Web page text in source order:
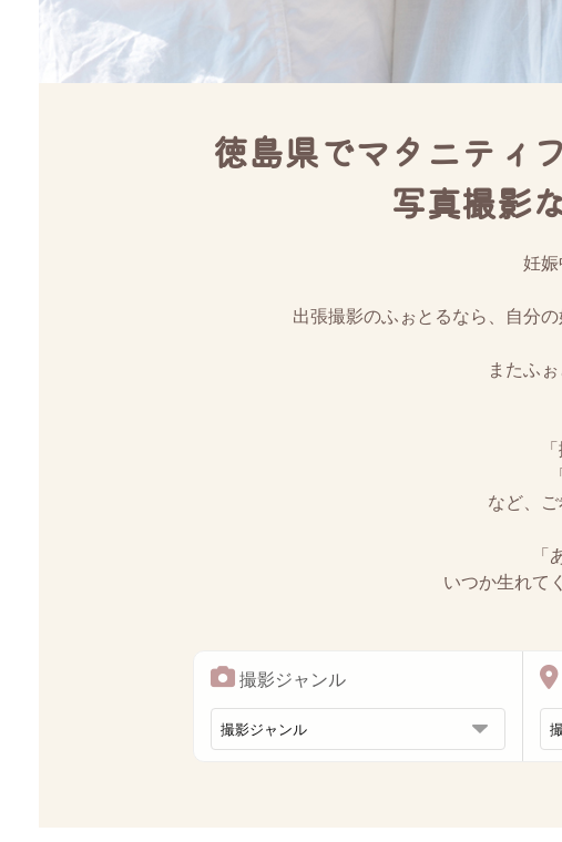
徳島県でマタニティ
写真撮影
妊
出張撮影のふぉとるなら、自分
またふ
など、
いつか生れて
撮影ジャンル